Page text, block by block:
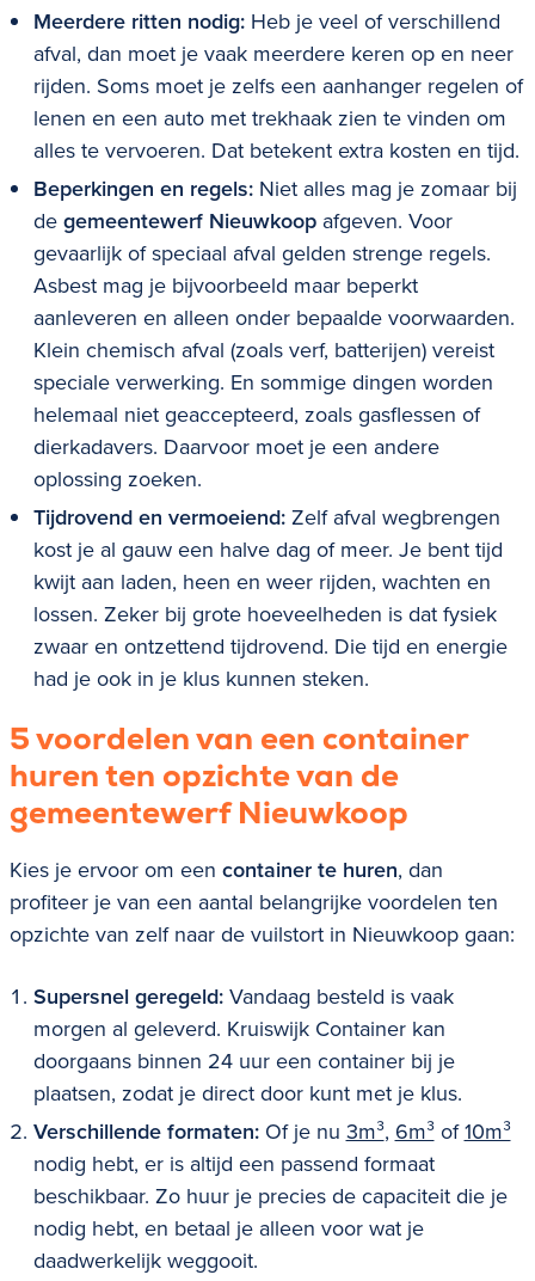
Meerdere ritten nodig:Heb je veel of verschillend
afval, dan moet je vaak meerdere keren op en neer
rijden. Soms moet je zelfs een aanhanger regelen of
lenen en een auto met trekhaak zien te vinden om
alles te vervoeren. Dat betekent extra kosten en tijd.
Beperkingen en regels:Niet alles mag je zomaar bij
degemeentewerf Nieuwkoopafgeven. Voor
gevaarlijk of speciaal afval gelden strenge regels.
Asbest mag je bijvoorbeeld maar beperkt
aanleveren en alleen onder bepaalde voorwaarden.
Klein chemisch afval (zoals verf, batterijen) vereist
speciale verwerking. En sommige dingen worden
helemaal niet geaccepteerd, zoals gasflessen of
dierkadavers. Daarvoor moet je een andere
oplossing zoeken.
Tijdrovend en vermoeiend:Zelf afval wegbrengen
kost je al gauw een halve dag of meer. Je bent tijd
kwijt aan laden, heen en weer rijden, wachten en
lossen. Zeker bij grote hoeveelheden is dat fysiek
zwaar en ontzettend tijdrovend. Die tijd en energie
had je ook in je klus kunnen steken.
5 voordelen van een container
huren ten opzichte van de
gemeentewerf Nieuwkoop
Kies je ervoor om een container te huren, dan
profiteer je van een aantal belangrijke voordelen ten
opzichte van zelf naar de vuilstort in Nieuwkoopgaan:
Supersnel geregeld:Vandaag besteld is vaak
morgen al geleverd. Kruiswijk Container kan
doorgaans binnen 24 uur een container bij je
plaatsen, zodat je direct door kunt met je klus.
Verschillende formaten:Of je nu 3m³, 6m³of10m³
nodig hebt, er is altijd een passend formaat
beschikbaar. Zo huur je precies de capaciteit die je
nodig hebt, en betaal je alleen voor wat je
daadwerkelijk weggooit.